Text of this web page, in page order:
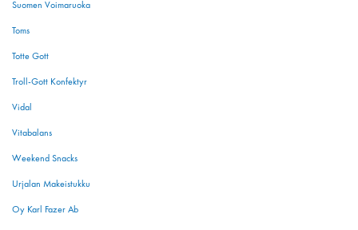
Suomen Voimaruoka
Toms
Totte Gott
Troll-Gott Konfektyr
Vidal
Vitabalans
Weekend Snacks
Urjalan Makeistukku
Oy Karl Fazer Ab